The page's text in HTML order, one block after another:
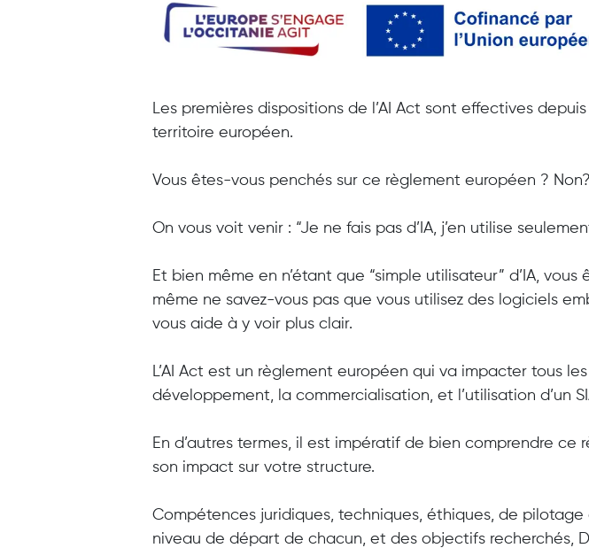
Les premières dispositions de l’AI Act sont effectives depuis
territoire européen.
Vous êtes-vous penchés sur ce règlement européen ? Non?
On vous voit venir : “Je ne fais pas d’IA, j’en utilise
Et bien même en n’étant que “simple utilisateur” d’IA, vous
même ne savez-vous pas que vous utilisez des logiciels
vous aide à y voir plus clair.
L’AI Act est un règlement européen qui va impacter tous
développement, la commercialisation, et l’utilisation d’un
En d’autres termes, il est impératif de bien comprendre ce
son impact sur votre structure.
Compétences juridiques, techniques, éthiques, de
niveau de départ de chacun, et des objectifs recherchés,